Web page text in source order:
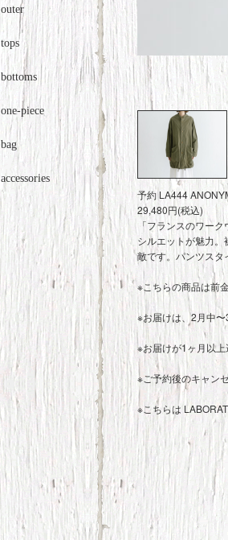
outer
tops
bottoms
one-piece
bag
accessories
予約 LA444
29,480円(税込)
「フランスのワー
シルエットが魅力
敵です。パンツスタ
※こちらの商品は前
※お届けは、2月中〜
※お届けが1ヶ月以
※ご予約後のキャン
※こちらは